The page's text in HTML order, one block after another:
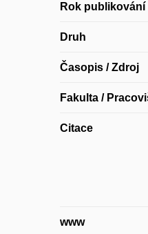
Rok publikování
Druh
Časopis / Zdroj
Fakulta /
Citace
www